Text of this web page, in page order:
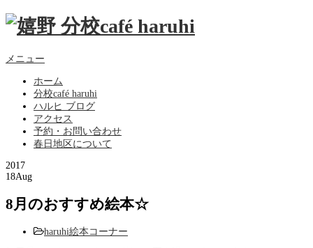
メニュー
ホーム
分校café haruhi
ハルヒ ブログ
アクセス
予約・お問い合わせ
春日地区について
2017
18Aug
8月のおすすめ絵本☆
haruhi絵本コーナー